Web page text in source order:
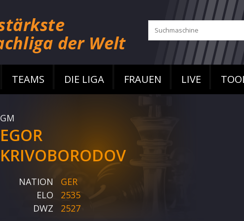
TEAMS DIE LIGA FRAUEN LIVE
GM
EGOR
KRIVOBORODOV
NATION
GER
ELO
2535
DWZ
2527